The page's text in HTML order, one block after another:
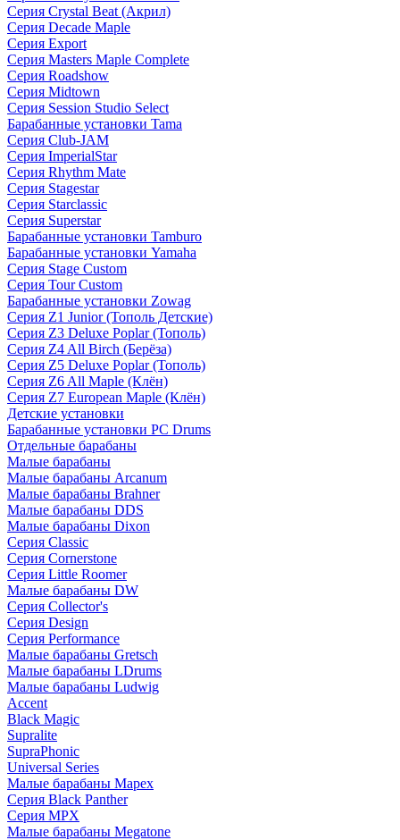
Серия Crystal Beat (Акрил)
Серия Decade Maple
Серия Export
Серия Masters Maple Complete
Серия Roadshow
Серия Midtown
Серия Session Studio Select
Барабанные установки Tama
Серия Club-JAM
Серия ImperialStar
Серия Rhythm Mate
Серия Stagestar
Серия Starclassic
Серия Superstar
Барабанные установки Tamburo
Барабанные установки Yamaha
Серия Stage Custom
Серия Tour Custom
Барабанные установки Zowag
Серия Z1 Junior (Тополь Детские)
Серия Z3 Deluxe Poplar (Тополь)
Серия Z4 All Birch (Берёза)
Серия Z5 Deluxe Poplar (Тополь)
Серия Z6 All Maple (Клён)
Серия Z7 European Maple (Клён)
Детские установки
Барабанные установки PC Drums
Отдельные барабаны
Малые барабаны
Малые барабаны Arcanum
Малые барабаны Brahner
Малые барабаны DDS
Малые барабаны Dixon
Серия Classic
Серия Cornerstone
Серия Little Roomer
Малые барабаны DW
Серия Collector's
Серия Design
Серия Performance
Малые барабаны Gretsch
Малые барабаны LDrums
Малые барабаны Ludwig
Accent
Black Magic
Supralite
SupraPhonic
Universal Series
Малые барабаны Mapex
Серия Black Panther
Серия MPX
Малые барабаны Megatone